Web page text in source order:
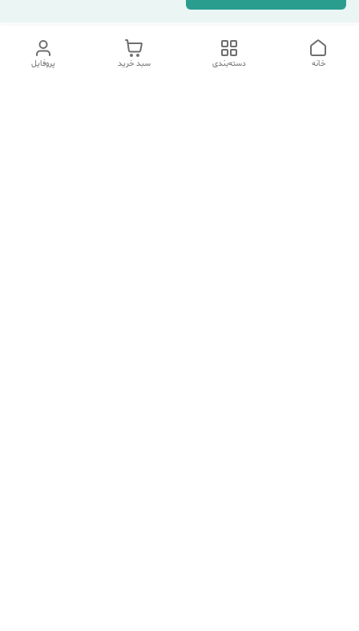
پروفایل سبد خرید دسته‌بندی خانه